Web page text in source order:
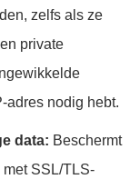
zelfs als ze
private
adres nodig hebt.
data: Beschermt
SSL/TLS-